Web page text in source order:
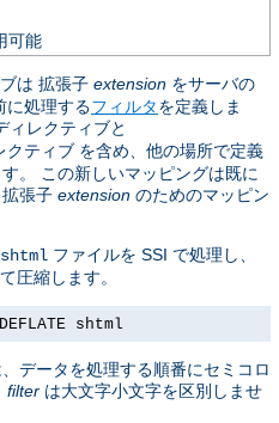
可能
は 拡張子 extension をサーバの
に処理するフィルタを定義しま
ィレクティブと
クティブ を含め、他の場所で定義
。 この新しいマッピングは既に
張子 extension のためのマッピン
ファイルを SSI で処理し、
圧縮します。
shtml
データを処理する順番にセミコロ
filter は大文字小文字を区別しませ